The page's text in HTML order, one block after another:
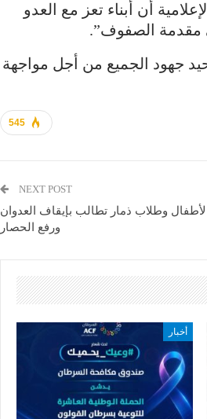
أن أبناء تعز مع العدو
جهود الجميع من أجل مواجهة
545
NEXT POST
وطلاب ذمار تطالب بإيقاف العدوان
ورفع الحصار
أخبار